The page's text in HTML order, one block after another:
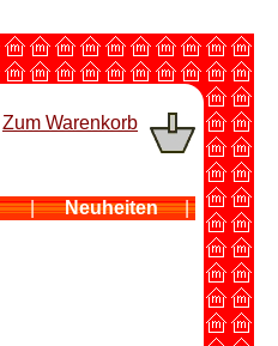
Zum Warenkorb
| Neuheiten |